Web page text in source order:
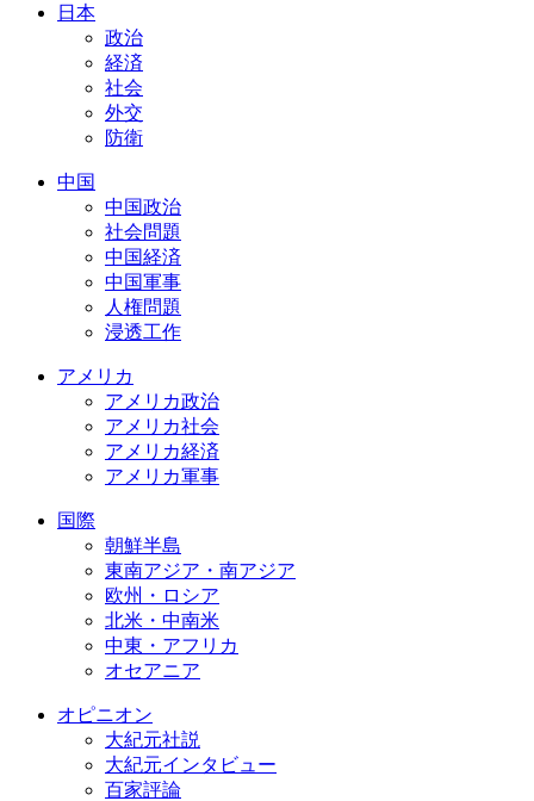
日本
政治
経済
社会
外交
防衛
中国
中国政治
社会問題
中国経済
中国軍事
人権問題
浸透工作
アメリカ
アメリカ政治
アメリカ社会
アメリカ経済
アメリカ軍事
国際
朝鮮半島
東南アジア・南アジア
欧州・ロシア
北米・中南米
中東・アフリカ
オセアニア
オピニオン
大紀元社説
大紀元インタビュー
百家評論